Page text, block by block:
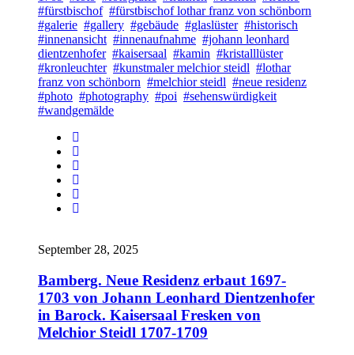
#fürstbischof #fürstbischof lothar franz von schönborn
#galerie #gallery #gebäude #glaslüster #historisch
#innenansicht #innenaufnahme #johann leonhard
dientzenhofer #kaisersaal #kamin #kristalllüster
#kronleuchter #kunstmaler melchior steidl #lothar
franz von schönborn #melchior steidl #neue residenz
#photo #photography #poi #sehenswürdigkeit
#wandgemälde
September 28, 2025
Bamberg. Neue Residenz erbaut 1697-
1703 von Johann Leonhard Dientzenhofer
in Barock. Kaisersaal Fresken von
Melchior Steidl 1707-1709